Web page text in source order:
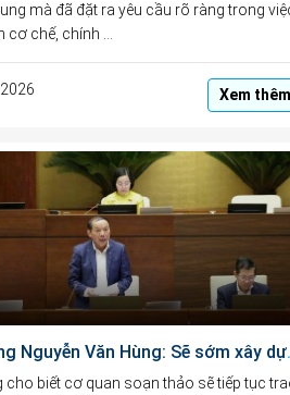
mà đã đặt ra yêu cầu rõ ràng trong
cơ chế, chính …
Xem thêm
Bộ trưởng
cho biết cơ quan soạn thảo sẽ tiếp tục